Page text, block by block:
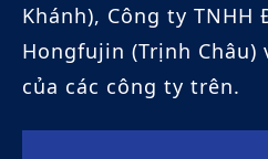
Khánh), Công ty
Hongfujin (Trịnh Châu)
của các công ty trên.